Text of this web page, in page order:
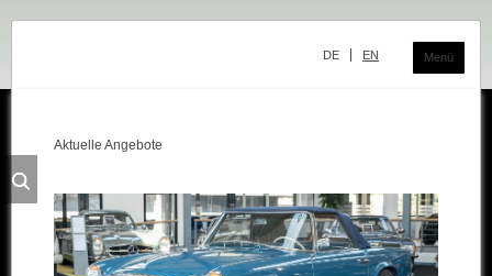
DE EN Menü
Geschichte
Die Ausstellung
Aktuelle Angebote